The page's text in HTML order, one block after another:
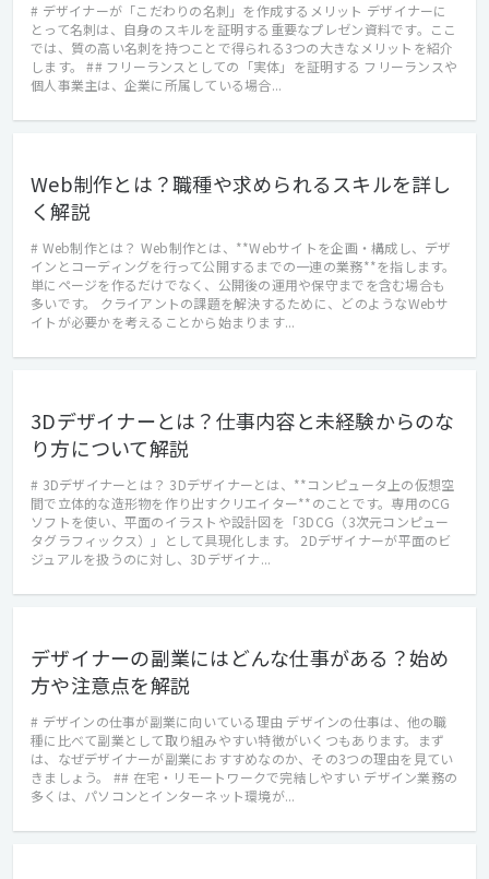
# デザイナーが「こだわりの名刺」を作成するメリット デザイナーに
とって名刺は、自身のスキルを証明する重要なプレゼン資料です。ここ
では、質の高い名刺を持つことで得られる3つの大きなメリットを紹介
します。 ## フリーランスとしての「実体」を証明する フリーランスや
個人事業主は、企業に所属している場合...
Web制作とは？職種や求められるスキルを詳し
く解説
# Web制作とは？ Web制作とは、**Webサイトを企画・構成し、デザ
インとコーディングを行って公開するまでの一連の業務**を指します。
単にページを作るだけでなく、公開後の運用や保守までを含む場合も
多いです。 クライアントの課題を解決するために、どのようなWebサ
イトが必要かを考えることから始まります...
3Dデザイナーとは？仕事内容と未経験からのな
り方について解説
# 3Dデザイナーとは？ 3Dデザイナーとは、**コンピュータ上の仮想空
間で立体的な造形物を作り出すクリエイター**のことです。専用のCG
ソフトを使い、平面のイラストや設計図を「3DCG（3次元コンピュー
タグラフィックス）」として具現化します。 2Dデザイナーが平面のビ
ジュアルを扱うのに対し、3Dデザイナ...
デザイナーの副業にはどんな仕事がある？始め
方や注意点を解説
# デザインの仕事が副業に向いている理由 デザインの仕事は、他の職
種に比べて副業として取り組みやすい特徴がいくつもあります。まず
は、なぜデザイナーが副業におすすめなのか、その3つの理由を見てい
きましょう。 ## 在宅・リモートワークで完結しやすい デザイン業務の
多くは、パソコンとインターネット環境が...